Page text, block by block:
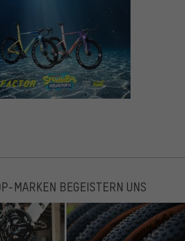
MARKEN BEGEISTERN UNS